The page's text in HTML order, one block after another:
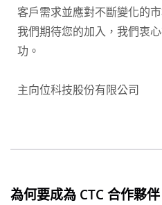
客戶需求並應對不斷變化的市
我們期待您的加入，我們衷
功。
主向位科技股份有限公司
為何要成為 CTC 合作夥伴